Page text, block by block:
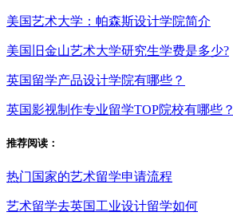
美国艺术大学：帕森斯设计学院简介
美国旧金山艺术大学研究生学费是多少?
英国留学产品设计学院有哪些？
英国影视制作专业留学TOP院校有哪些？
推荐阅读：
热门国家的艺术留学申请流程
艺术留学去英国工业设计留学如何